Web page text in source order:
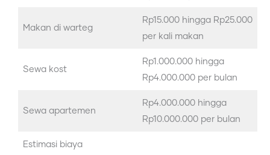
Makan di warteg
Rp15.000 hingga Rp25.000
per kali makan
Sewa kost
Rp1.000.000 hingga
Rp4.000.000 per bulan
Sewa apartemen
Rp4.000.000 hingga
Rp10.000.000 per bulan
Estimasi biaya